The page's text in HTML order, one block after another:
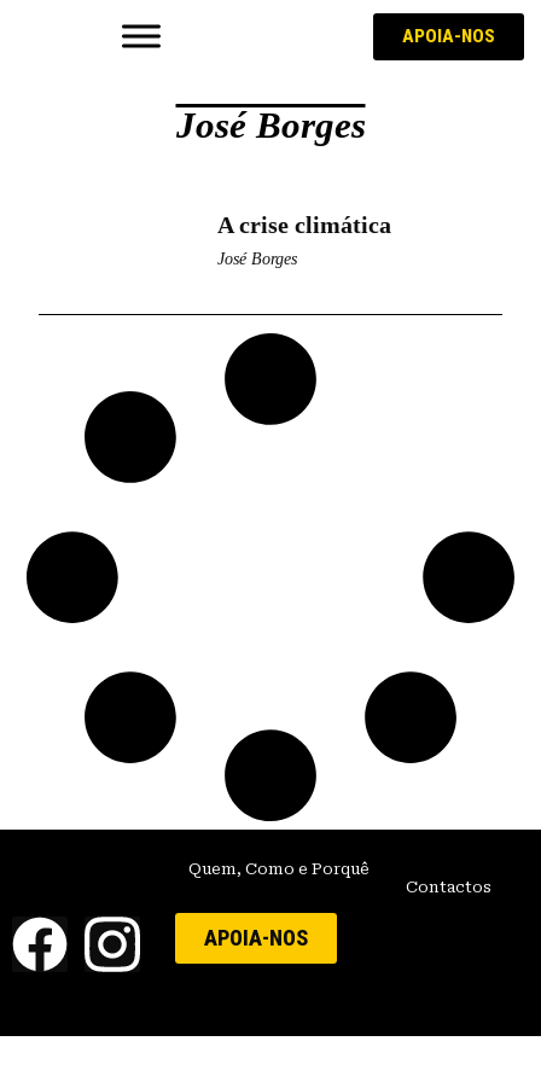
APOIA-NOS
José Borges
A crise climática
José Borges
Quem, Como e Porquê
Contactos
APOIA-NOS